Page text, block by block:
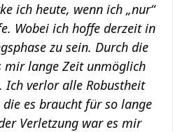
ich heute, wenn ich „nur“
Wobei ich hoffe derzeit in
zu sein. Durch die
mir lange Zeit unmöglich
Ich verlor alle Robustheit
die es braucht für so lange
Verletzung war es mir